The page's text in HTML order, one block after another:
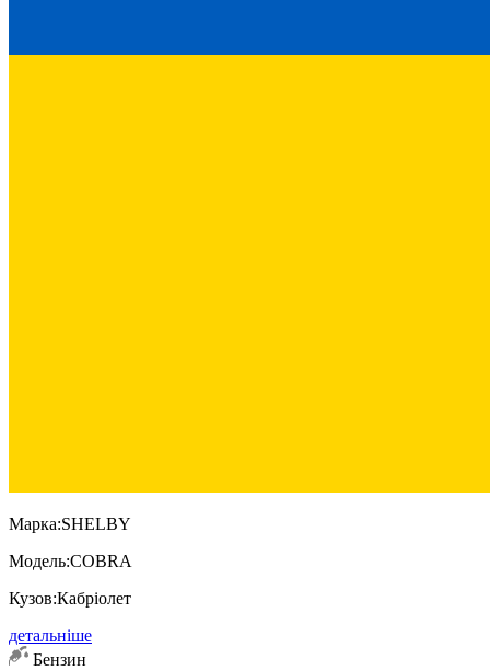
Марка:SHELBY
Модель:COBRA
Кузов:Кабріолет
детальніше
Бензин